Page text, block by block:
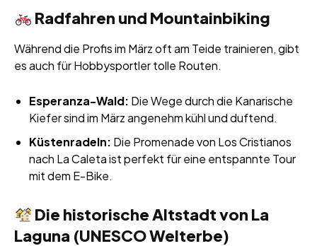
Radfahren und Mountainbiking
Während die Profis im März oft am Teide trainieren, gibt
es auch für Hobbysportler tolle Routen.
Esperanza-Wald: Die Wege durch die Kanarische
Kiefer sind im März angenehm kühl und duftend.
Küstenradeln: Die Promenade von Los Cristianos
nach La Caleta ist perfekt für eine entspannte Tour
mit dem E-Bike.
Die historische Altstadt von La
Laguna (UNESCO Welterbe)